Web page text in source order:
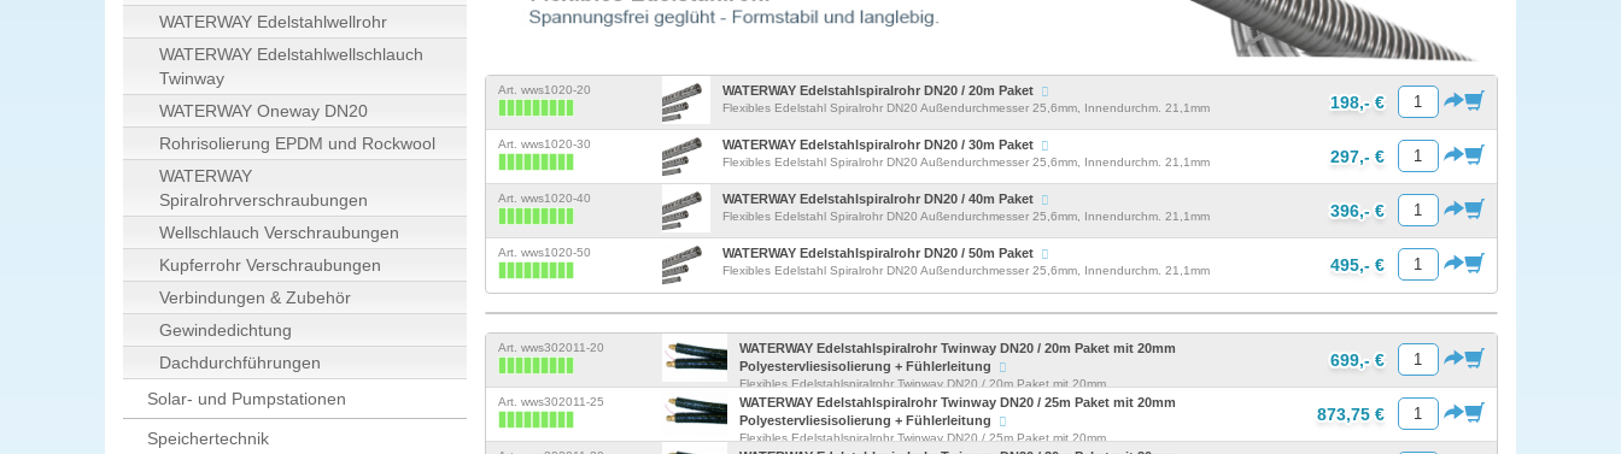
WATERWAY Edelstahlwellrohr
WATERWAY Edelstahlwellschlauch
Twinway
WATERWAY Oneway DN20
Rohrisolierung EPDM und Rockwool
WATERWAY
Spiralrohrverschraubungen
Wellschlauch Verschraubungen
Kupferrohr Verschraubungen
Verbindungen & Zubehör
Gewindedichtung
Dachdurchführungen
Solar- und Pumpstationen
Speichertechnik
Art. wws1020-20 WATERWAY Edelstahlspiralrohr DN20 / 20m Paket
Flexibles Edelstahl Spiralrohr DN20 Außendurchmesser 25,6mm, Innendurchm. 21,1mm
198,- €
Art. wws1020-30 WATERWAY Edelstahlspiralrohr DN20 / 30m Paket
Flexibles Edelstahl Spiralrohr DN20 Außendurchmesser 25,6mm, Innendurchm. 21,1mm
297,- €
Art. wws1020-40 WATERWAY Edelstahlspiralrohr DN20 / 40m Paket
Flexibles Edelstahl Spiralrohr DN20 Außendurchmesser 25,6mm, Innendurchm. 21,1mm
396,- €
Art. wws1020-50 WATERWAY Edelstahlspiralrohr DN20 / 50m Paket
Flexibles Edelstahl Spiralrohr DN20 Außendurchmesser 25,6mm, Innendurchm. 21,1mm
495,- €
Art. wws302011-20
WATERWAY Edelstahlspiralrohr Twinway DN20 / 20m Paket mit 20mm
Polyestervliesisolierung + Fühlerleitung
Flexibles Edelstahlspiralrohr Twinway DN20 / 20m Paket mit 20mm
Polyestervliesisolierung und in...
699,- €
Art. wws302011-25
WATERWAY Edelstahlspiralrohr Twinway DN20 / 25m Paket mit 20mm
Polyestervliesisolierung + Fühlerleitung
Flexibles Edelstahlspiralrohr Twinway DN20 / 25m Paket mit 20mm
873,75 €